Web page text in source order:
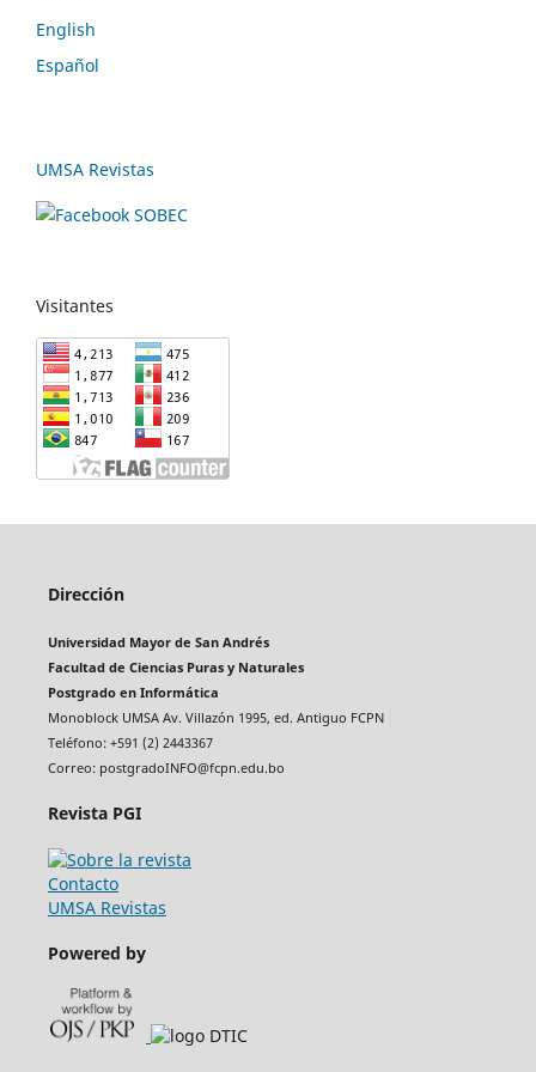
English
Español
UMSA Revistas
Visitantes
Dirección
Universidad Mayor de San Andrés
Facultad de Ciencias Puras y Naturales
Postgrado en Informática
Monoblock UMSA Av. Villazón 1995, ed. Antiguo FCPN
Teléfono: +591 (2) 2443367
Correo: postgradoINFO@fcpn.edu.bo
Revista PGI
Contacto
UMSA Revistas
Powered by